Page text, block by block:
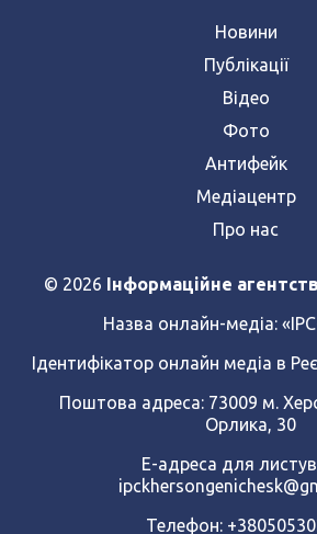
Новини
Публікації
Відео
Фото
Антифейк
Медіацентр
Про нас
© 2026 Інформаційне
Назва онлайн-медіа:
Ідентифікатор онлайн медіа в
Поштова адреса: 73009 м.
Орлика, 30
Е-адреса для
Телефон: